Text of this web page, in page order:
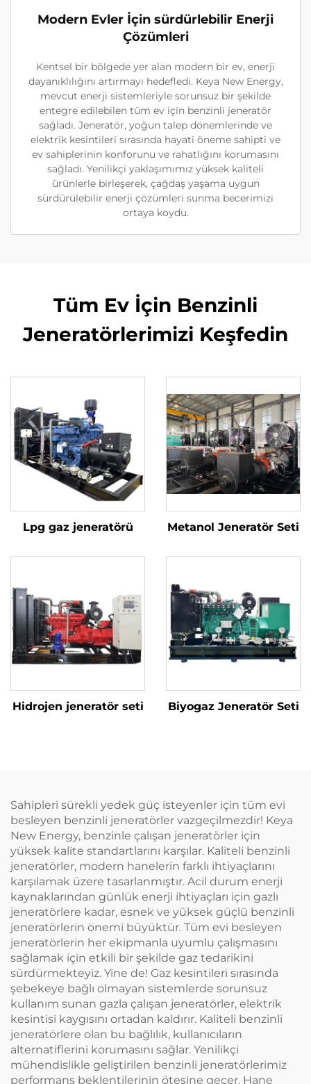
Modern Evler İçin sürdürlebilir Enerji
Çözümleri
Kentsel bir bölgede yer alan modern bir ev, enerji
dayanıklılığını artırmayı hedefledi. Keya New Energy,
mevcut enerji sistemleriyle sorunsuz bir şekilde
entegre edilebilen tüm ev için benzinli jeneratör
sağladı. Jeneratör, yoğun talep dönemlerinde ve
elektrik kesintileri sırasında hayati öneme sahipti ve
ev sahiplerinin konforunu ve rahatlığını korumasını
sağladı. Yenilikçi yaklaşımımız yüksek kaliteli
ürünlerle birleşerek, çağdaş yaşama uygun
sürdürülebilir enerji çözümleri sunma becerimizi
ortaya koydu.
Tüm Ev İçin Benzinli
Jeneratörlerimizi Keşfedin
Lpg gaz jeneratörü Metanol Jeneratör Seti
Hidrojen jeneratör seti Biyogaz Jeneratör Seti
Sahipleri sürekli yedek güç isteyenler için tüm evi
besleyen benzinli jeneratörler vazgeçilmezdir! Keya
New Energy, benzinle çalışan jeneratörler için
yüksek kalite standartlarını karşılar. Kaliteli benzinli
jeneratörler, modern hanelerin farklı ihtiyaçlarını
karşılamak üzere tasarlanmıştır. Acil durum enerji
kaynaklarından günlük enerji ihtiyaçları için gazlı
jeneratörlere kadar, esnek ve yüksek güçlü benzinli
jeneratörlerin önemi büyüktür. Tüm evi besleyen
jeneratörlerin her ekipmanla uyumlu çalışmasını
sağlamak için etkili bir şekilde gaz tedarikini
sürdürmekteyiz. Yine de! Gaz kesintileri sırasında
şebekeye bağlı olmayan sistemlerde sorunsuz
kullanım sunan gazla çalışan jeneratörler, elektrik
kesintisi kaygısını ortadan kaldırır. Kaliteli benzinli
jeneratörlere olan bu bağlılık, kullanıcıların
alternatiflerini korumasını sağlar. Yenilikçi
mühendislikle geliştirilen benzinli jeneratörlerimiz
performans beklentilerinin ötesine geçer. Hane